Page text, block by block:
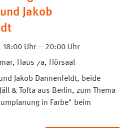
Jakob
18:00 Uhr – 20:00 Uhr
Haus 7a, Hörsaal
Jakob Dannenfeldt, beide
& Tofta aus Berlin, zum Thema
in Farbe" beim